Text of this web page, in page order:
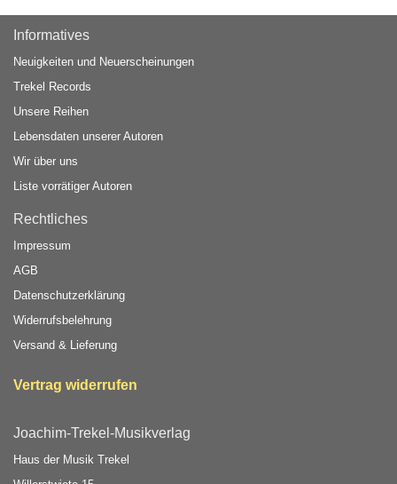
Informatives
Neuigkeiten und Neuerscheinungen
Trekel Records
Unsere Reihen
Lebensdaten unserer Autoren
Wir über uns
Liste vorrätiger Autoren
Rechtliches
Impressum
AGB
Datenschutzerklärung
Widerrufsbelehrung
Versand & Lieferung
Vertrag widerrufen
Joachim-Trekel-Musikverlag
Haus der Musik Trekel